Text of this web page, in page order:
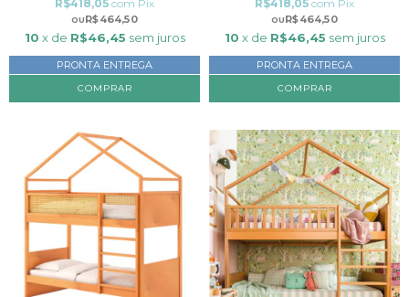
R$464,50
R$418,05 com Pix
10 x de R$46,45 sem juros
PRONTA ENTREGA
R$464,50
R$418,05 com Pix
10 x de R$46,45 sem juros
PRONTA ENTREGA